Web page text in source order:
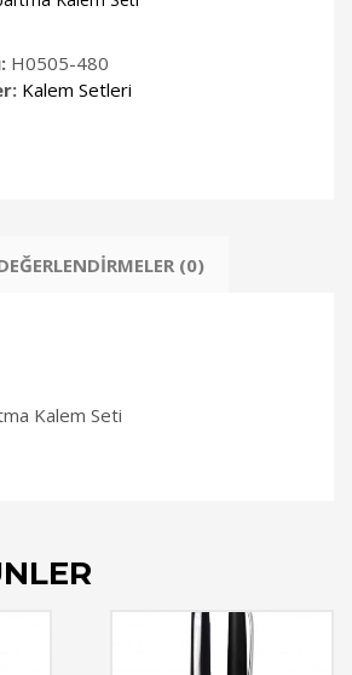
H0505-480
Kalem Setleri
(0)
Kalem Seti